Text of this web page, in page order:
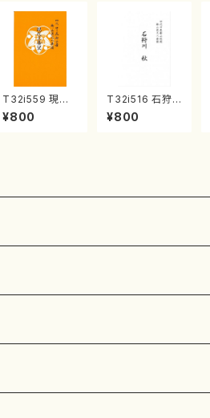
T32i559 現代
三番叟（尺八/杵
屋正邦/楽譜）都
¥800
T32i516 石狩
川 秋（尺八/唯是
震一/楽譜）都山
¥800